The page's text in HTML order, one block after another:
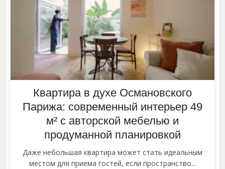
Квартира в духе Османовского
Парижа: современный интерьер 49
м² с авторской мебелью и
продуманной планировкой
Даже небольшая квартира может стать идеальным
местом для приема гостей, если пространство...